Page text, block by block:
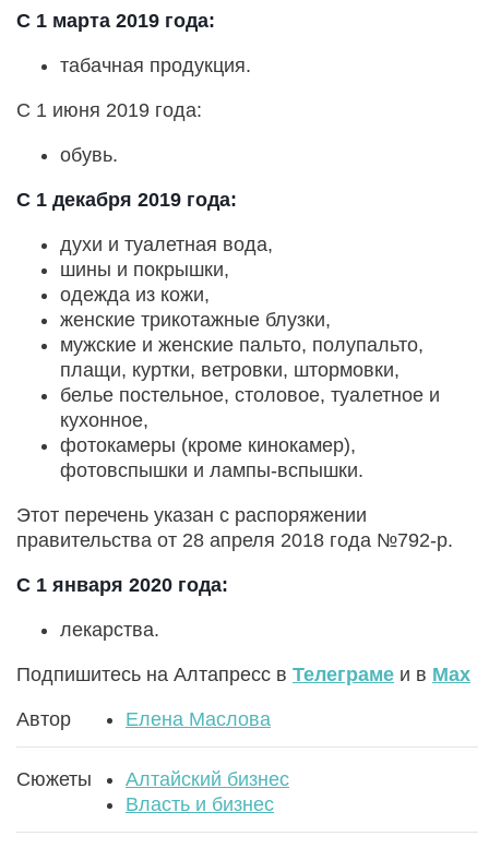
С 1 марта 2019 года:
табачная продукция.
С 1 июня 2019 года:
обувь.
С 1 декабря 2019 года:
духи и туалетная вода,
шины и покрышки,
одежда из кожи,
женские трикотажные блузки,
мужские и женские пальто, полупальто,
плащи, куртки, ветровки, штормовки,
белье постельное, столовое, туалетное и
кухонное,
фотокамеры (кроме кинокамер),
фотовспышки и лампы-вспышки.
Этот перечень указан с распоряжении
правительства от 28 апреля 2018 года №792-р.
С 1 января 2020 года:
лекарства.
Подпишитесь на Алтапресс в Телеграме и в Max
Автор Елена Маслова
Сюжеты
Алтайский бизнес
Власть и бизнес